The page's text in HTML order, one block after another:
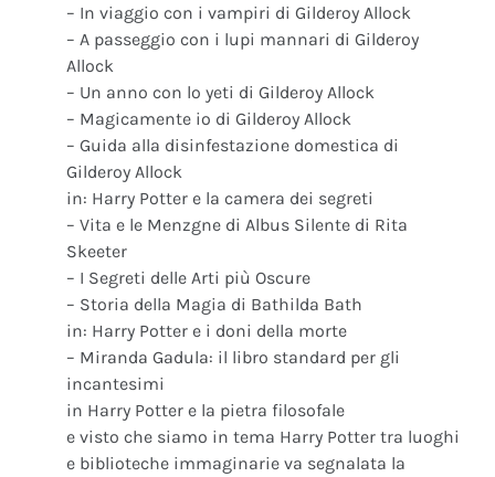
– In viaggio con i vampiri di Gilderoy Allock
– A passeggio con i lupi mannari di Gilderoy
Allock
– Un anno con lo yeti di Gilderoy Allock
– Magicamente io di Gilderoy Allock
– Guida alla disinfestazione domestica di
Gilderoy Allock
in: Harry Potter e la camera dei segreti
– Vita e le Menzgne di Albus Silente di Rita
Skeeter
– I Segreti delle Arti più Oscure
– Storia della Magia di Bathilda Bath
in: Harry Potter e i doni della morte
– Miranda Gadula: il libro standard per gli
incantesimi
in Harry Potter e la pietra filosofale
e visto che siamo in tema Harry Potter tra luoghi
e biblioteche immaginarie va segnalata la